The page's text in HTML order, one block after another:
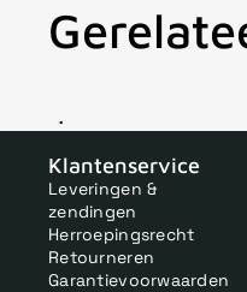
Klantenservice
Leveringen &
zendingen
Herroepingsrecht
Retourneren
Garantievoorwaarden